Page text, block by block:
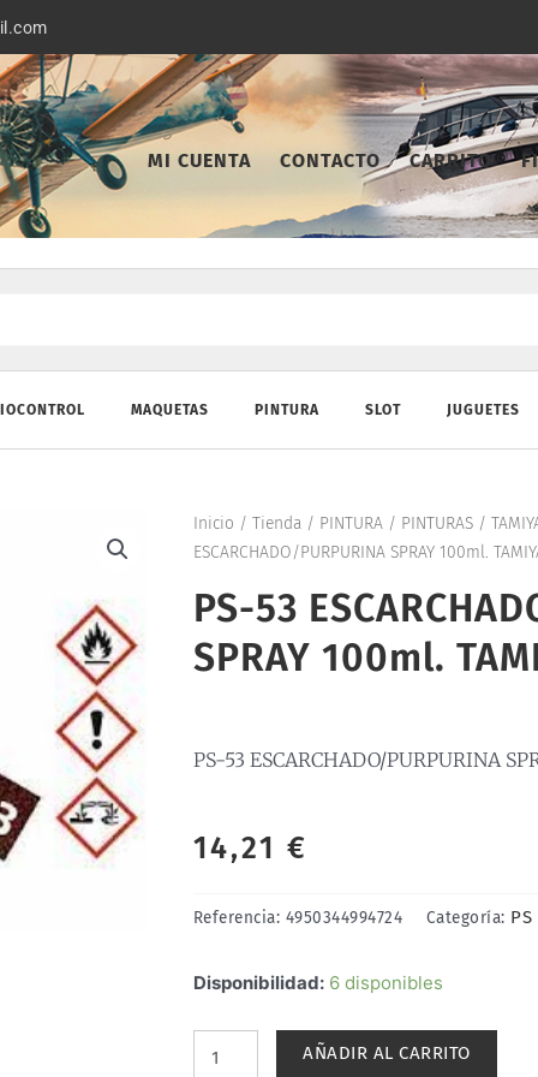
MI CUENTA CONTACTO CARRITO
MAQUETAS PINTURA SLOT JUGUETES
Inicio / Tienda/ PINTURA/ PINTURAS/
ESCARCHADO/PURPURINA SPRAY 100ml.
PS-53
SPRAY 100ml.
PS-53 ESCARCHADO/PURPURINA
14,21 €
Referencia: 4950344994724 Categoría: PS
Disponibilidad: 6 disponibles
PS-
ESCARCHADO/PURPURINA
SPRAY
AÑADIR AL CARRITO